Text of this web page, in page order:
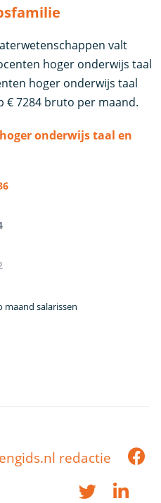
valt
hoger onderwijs taal
hoger onderwijs taal
€ 7284 bruto per maand.
onderwijs taal en
salarissen
redactie